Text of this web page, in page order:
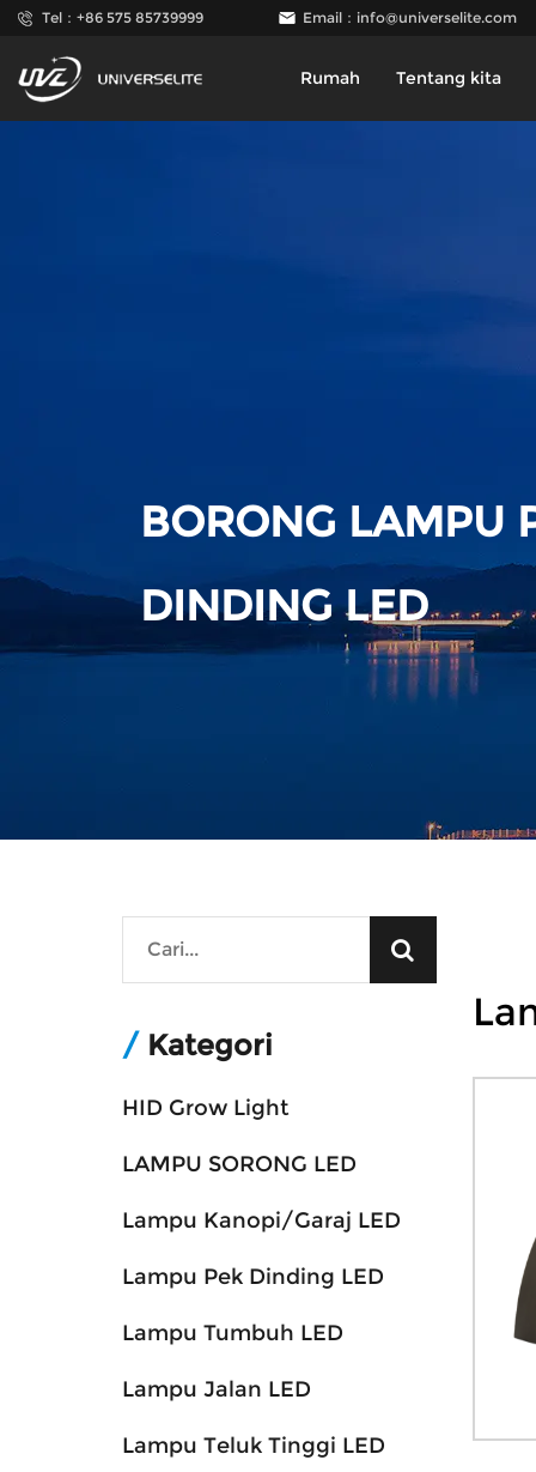
Tel：+86 575 85739999 Email： info@universelite.com
Rumah Tentang kita
BORONG LAMPU
DINDING LED
/ Kategori
HID Grow Light
LAMPU SORONG LED
Lampu Kanopi/Garaj LED
Lampu Pek Dinding LED
Lampu Tumbuh LED
Lampu Jalan LED
Lampu Teluk Tinggi LED